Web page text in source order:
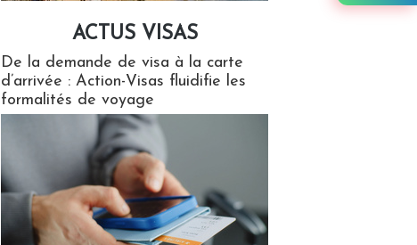
ACTUS VISAS
De la demande de visa à la carte
d’arrivée : Action-Visas fluidifie les
formalités de voyage